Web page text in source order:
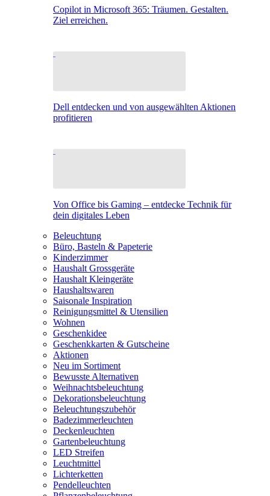
Copilot in Microsoft 365: Träumen. Gestalten.
Ziel erreichen.
Dell entdecken und von ausgewählten Aktionen
profitieren
Von Office bis Gaming – entdecke Technik für
dein digitales Leben
Beleuchtung
Büro, Basteln & Papeterie
Kinderzimmer
Haushalt Grossgeräte
Haushalt Kleingeräte
Haushaltswaren
Saisonale Inspiration
Reinigungsmittel & Utensilien
Wohnen
Geschenkidee
Geschenkkarten & Gutscheine
Aktionen
Neu im Sortiment
Bewusste Alternativen
Weihnachtsbeleuchtung
Dekorationsbeleuchtung
Beleuchtungszubehör
Badezimmerleuchten
Deckenleuchten
Gartenbeleuchtung
LED Streifen
Leuchtmittel
Lichterketten
Pendelleuchten